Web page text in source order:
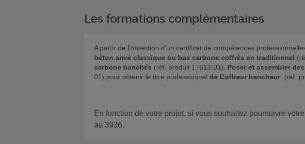
Les formations complémentaires
A partir de l'obtention d'un certificat de compétences
béton armé classique ou bas carbone coffrés en traditionnel
carbone banchés (réf. produit 17613-01), Poser et assembler
01) pour obtenir le titre professionnel de Coffreur bancheur (réf.
En fonction de votre projet, si vous souhaitez poursuivre
au 3936.